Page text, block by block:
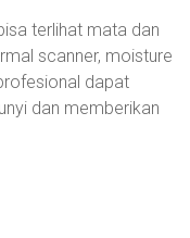
terlihat mata dan
scanner, moisture
dapat
dan memberikan